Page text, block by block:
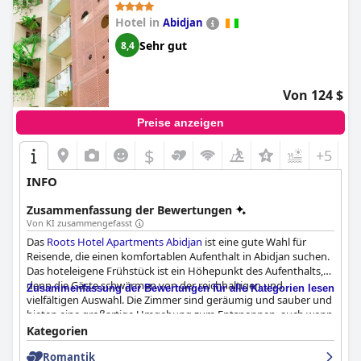
Hotel in Abidjan
8,4 Sehr gut
Von 124 $
Preise anzeigen
$ +5
INFO
Zusammenfassung der Bewertungen
Von KI zusammengefasst
Das Roots Hotel Apartments Abidjan ist eine gute Wahl für
Reisende, die einen komfortablen Aufenthalt in Abidjan suchen.
Das hoteleigene Frühstück ist ein Höhepunkt des Aufenthalts,
denn die Gäste schwärmen von der reichhaltigen und
vielfältigen Auswahl. Die Zimmer sind geräumig und sauber und
bieten eine großartige Umgebung zum Entspannen, auch wenn
es gelegentlich Probleme mit der Sauberkeit und technische
Probleme gab. Die meisten Bewertungen loben jedoch die
komfortablen und gut gepflegten Zimmer. Das Personal und
Zusammenfassung der Bewertungen für alle Kategorien lesen
Kategorien
Romantik